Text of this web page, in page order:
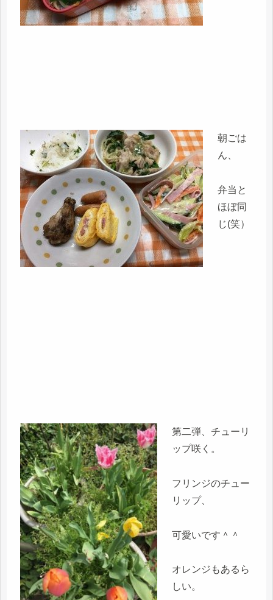
朝ごは
ん、
弁当と
ほぼ同
じ(笑）
第二弾、チューリ
ップ咲く。
フリンジのチュー
リップ、
可愛いです＾＾
オレンジもあるら
しい。